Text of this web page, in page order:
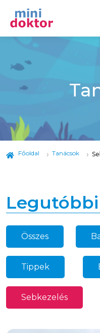
Főoldal Tanácsok
Összes
Tippek
Sebkezelés